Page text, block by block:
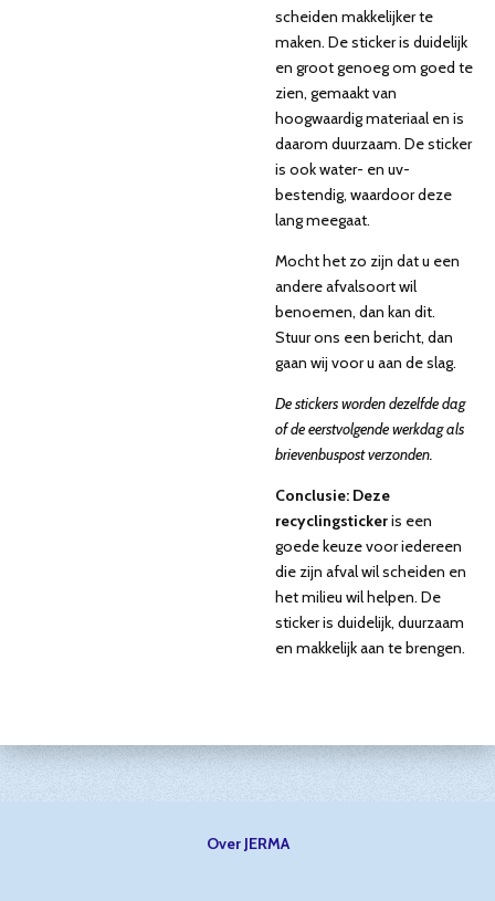
scheiden makkelijker te
maken. De sticker is duidelijk
en groot genoeg om goed te
zien, gemaakt van
hoogwaardig materiaal en is
daarom duurzaam. De sticker
is ook water- en uv-
bestendig, waardoor deze
lang meegaat.
Mocht het zo zijn dat u een
andere afvalsoort wil
benoemen, dan kan dit.
Stuur ons een bericht, dan
gaan wij voor u aan de slag.
De stickers worden dezelfde dag
of de eerstvolgende werkdag als
brievenbuspost verzonden.
Conclusie: Deze
recyclingstickeris een
goede keuze voor iedereen
die zijn afval wil scheiden en
het milieu wil helpen. De
sticker is duidelijk, duurzaam
en makkelijk aan te brengen.
Over JERMA